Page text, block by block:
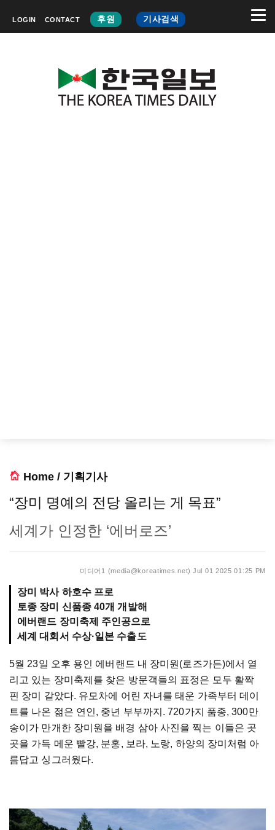
LOGIN CONTACT 후원 기사검색
Home / 기획기사
“장미 명예의 전당 올리는 게 목표”
세계가 인정한 ‘에버로즈’
미디어1 (media@koreatimes.net) Jul 01 2025 01:25 PM
장미 박사 하호수 프로
토종 장미 신품종 40개 개발해
에버랜드 장미축제 주인공으로
세계 대회서 수상·일본 수출도
5월 23일 오후 용인 에버랜드 내 장미원(로즈가든)에서 열
리고 있는 장미축제를 찾은 방문객들의 표정은 모두 활짝
핀 장미 같았다. 유모차에 어린 자녀를 태운 가족부터 데이
트를 나온 젊은 연인, 중년 부부까지. 720가지 품종, 300만
송이가 만개한 장미원을 배경 삼아 사진을 찍는 이들은 곳
곳을 가득 메운 빨강, 분홍, 보라, 노랑, 하양의 장미처럼 아
름답고 싱그러웠다.